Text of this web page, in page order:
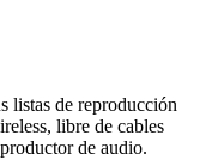
listas de reproducción
libre de cables
de audio.